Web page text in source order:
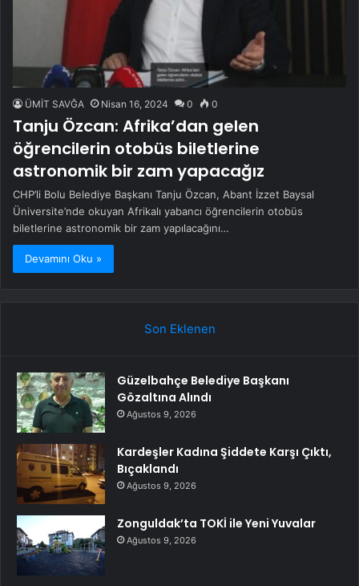
ÜMİT SAVĞA Nisan 16, 2024 0 0
Tanju Özcan: Afrika’dan gelen
öğrencilerin otobüs biletlerine
astronomik bir zam yapacağız
CHP’li Bolu Belediye Başkanı Tanju Özcan, Abant İzzet Baysal
Üniversite’nde okuyan Afrikalı yabancı öğrencilerin otobüs
biletlerine astronomik bir zam yapılacağını…
Devamını Oku »
Son Eklenen
Güzelbahçe Belediye Başkanı
Gözaltına Alındı
Ağustos 9, 2026
Kardeşler Kadına Şiddete Karşı Çıktı,
Bıçaklandı
Ağustos 9, 2026
Zonguldak’ta TOKİ ile Yeni Yuvalar
Ağustos 9, 2026